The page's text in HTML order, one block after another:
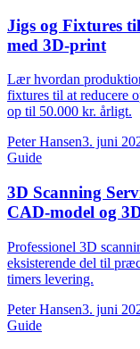
Jigs og Fixtures
med 3D-print
Lær hvordan
fixtures til at reducere
op til 50.000 kr. årligt.
Peter Hansen3. juni
Guide
3D Scanning
CAD-model og
Professionel 3D
eksisterende del til
timers levering.
Peter Hansen3. juni
Guide